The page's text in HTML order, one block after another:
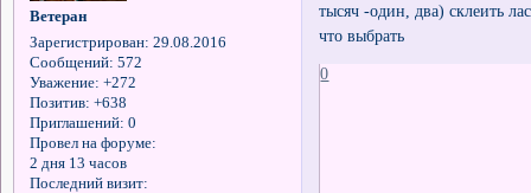
Ветеран
Зарегистрирован: 29.08.2016
Сообщений: 572
Уважение: +272
Позитив: +638
Приглашений: 0
Провел на форуме:
2 дня 13 часов
Последний визит:
тысяч -один, два) склеить
что выбрать
0